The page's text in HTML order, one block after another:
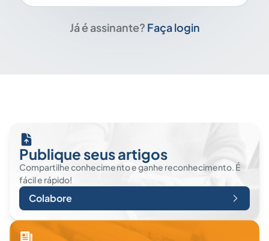
Já é assinante? Faça login
Publique seus artigos
Compartilhe conhecimento e ganhe reconhecimento. É
fácil e rápido!
Colabore